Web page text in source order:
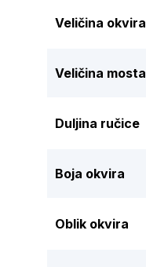
Veličina okvira
Veličina mosta
Duljina ručice
Boja okvira
Oblik okvira